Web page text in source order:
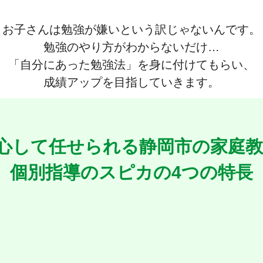
お子さんは勉強が嫌いという訳じゃないんです。
勉強のやり方がわからないだけ…
「自分にあった勉強法」を身に付けてもらい、
成績アップを目指していきます。
して任せられる静岡市の家庭教
個別指導のスピカの4つの特⻑